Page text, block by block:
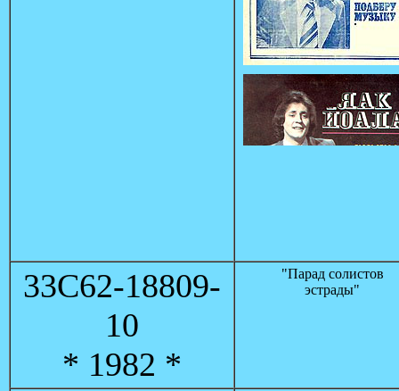
33С62-18809-
10
* 1982 *
"Парад солистов
эстрады"